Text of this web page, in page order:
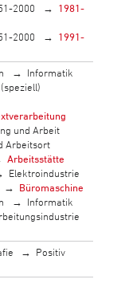
2000
1981-
2000
1991-
Informatik
und Arbeit
Arbeitsort
Arbeitsstätte
Elektroindustrie
Büromaschine
Informatik
Positiv